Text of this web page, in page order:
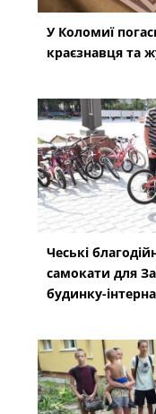
У Коломиї
краєзнавця та
Чеські
самокати для
будинку-